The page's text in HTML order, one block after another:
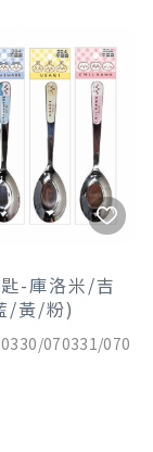
計、檢驗、製作
，打造現代時尚
-庫洛米/吉
/黃/粉)
070331/070